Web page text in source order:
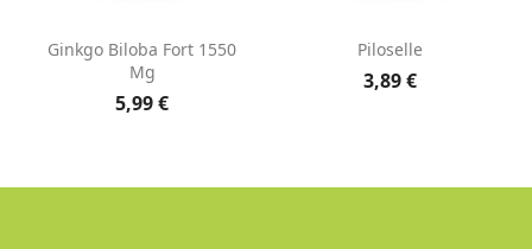
Ginkgo Biloba Fort 1550
Mg
5,99 €
Piloselle
3,89 €